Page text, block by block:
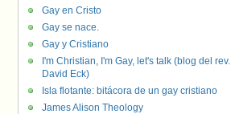
Gay en Cristo
Gay se nace.
Gay y Cristiano
I'm Christian, I'm Gay, let's talk (blog del rev.
David Eck)
Isla flotante: bitácora de un gay cristiano
James Alison Theology